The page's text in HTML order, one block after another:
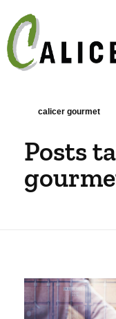
calicer gourmet
Posts